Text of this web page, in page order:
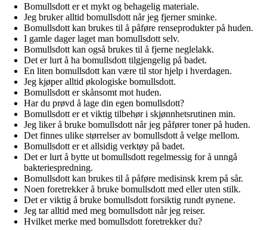
Bomullsdott er et mykt og behagelig materiale.
Jeg bruker alltid bomullsdott når jeg fjerner sminke.
Bomullsdott kan brukes til å påføre renseprodukter på huden.
I gamle dager laget man bomullsdott selv.
Bomullsdott kan også brukes til å fjerne neglelakk.
Det er lurt å ha bomullsdott tilgjengelig på badet.
En liten bomullsdott kan være til stor hjelp i hverdagen.
Jeg kjøper alltid økologiske bomullsdott.
Bomullsdott er skånsomt mot huden.
Har du prøvd å lage din egen bomullsdott?
Bomullsdott er et viktig tilbehør i skjønnhetsrutinen min.
Jeg liker å bruke bomullsdott når jeg påfører toner på huden.
Det finnes ulike størrelser av bomullsdott å velge mellom.
Bomullsdott er et allsidig verktøy på badet.
Det er lurt å bytte ut bomullsdott regelmessig for å unngå
bakteriespredning.
Bomullsdott kan brukes til å påføre medisinsk krem på sår.
Noen foretrekker å bruke bomullsdott med eller uten stilk.
Det er viktig å bruke bomullsdott forsiktig rundt øynene.
Jeg tar alltid med meg bomullsdott når jeg reiser.
Hvilket merke med bomullsdott foretrekker du?